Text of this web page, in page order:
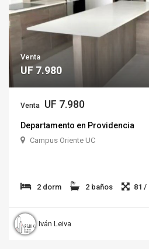
Venta
UF 7.980
Venta UF 7.980
Departamento en Providencia
Campus Oriente UC
2 dorm 2 baños 81 /
Iván Leiva